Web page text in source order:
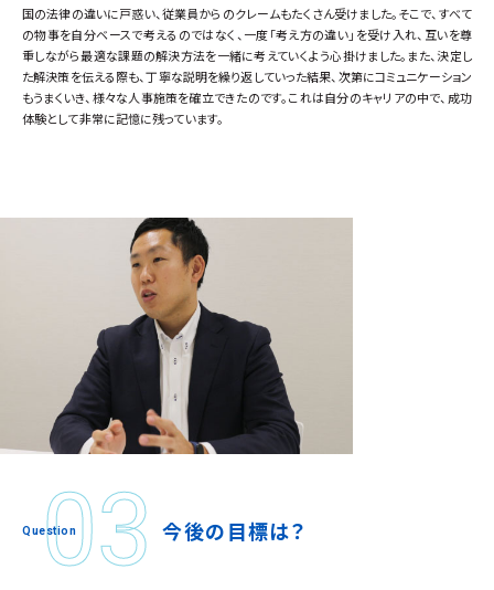
国の法律の違いに戸惑い、従業員からのクレームもたくさん受けました。そこで、すべて
の物事を自分ベースで考えるのではなく、一度「考え方の違い」を受け入れ、互いを尊
重しながら最適な課題の解決方法を一緒に考えていくよう心掛けました。また、決定し
た解決策を伝える際も、丁寧な説明を繰り返していった結果、次第にコミュニケーション
もうまくいき、様々な人事施策を確立できたのです。これは自分のキャリアの中で、成功
体験として非常に記憶に残っています。
今後の目標は？